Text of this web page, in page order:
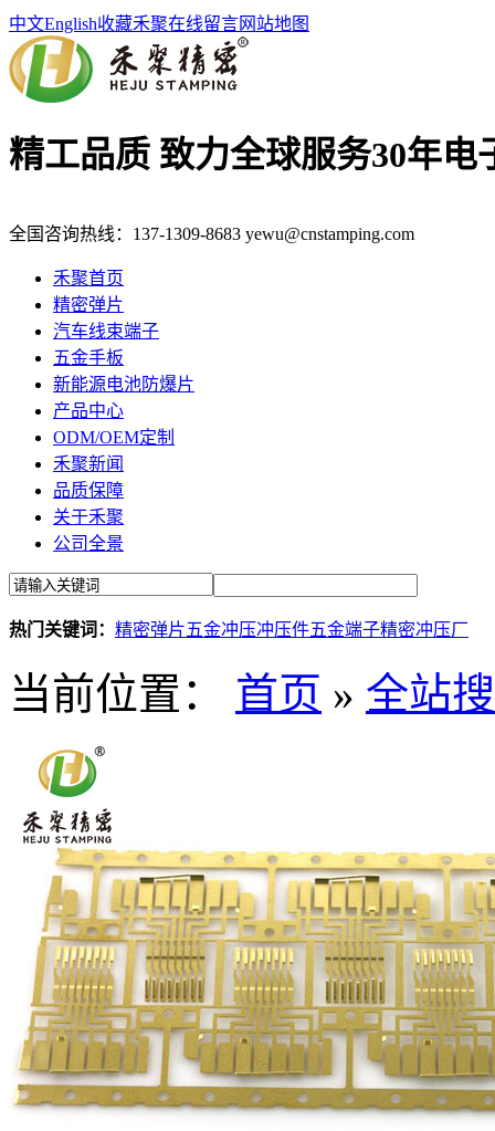
中文English收藏禾聚在线留言网站地图
精工品质 致力全球服务30年电
全国咨询热线： 137-1309-8683 yewu@cnstamping.com
禾聚首页
精密弹片
汽车线束端子
五金手板
新能源电池防爆片
产品中心
ODM/OEM定制
禾聚新闻
品质保障
关于禾聚
公司全景
热门关键词： 精密弹片五金冲压冲压件五金端子精密冲压厂
当前位置： 首页 » 全站